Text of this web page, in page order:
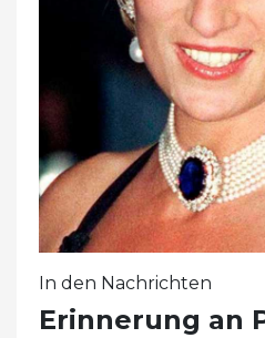
In den Nachrichten
Erinnerung an